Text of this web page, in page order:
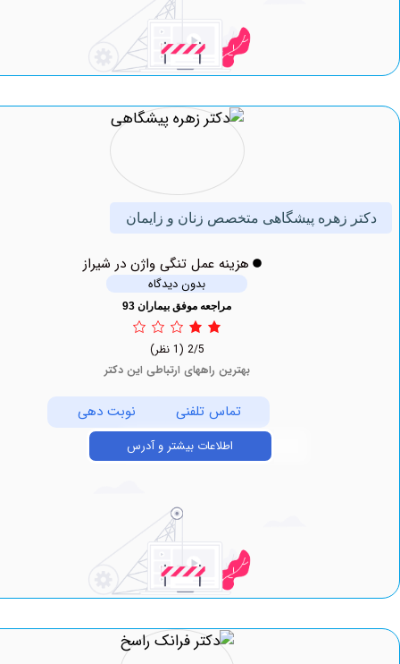
زهره پیشگاهی متخصص زنان و زایمان
هزینه عمل تنگی واژن در شیراز
بدون دیدگاه
مراجعه موفق بیماران 93
بهترین راههای ارتباطی این دکتر
تماس تلفنی نوبت دهی
اطلاعات بیشتر و آدرس